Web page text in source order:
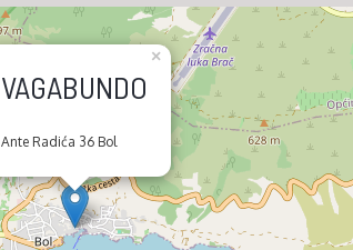
VAGABUNDO
Ante Radića 36 Bol
×